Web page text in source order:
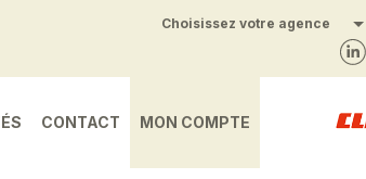
Choisissez votre agence
Vesoul
Saône
Gray
Foussemagne
Valonne
Harol
Bulle
Sainte-Marie-en-Chanois
Frambouhans
Lépanges-sur-Vologne
Châtenois
CONTACT MON COMPTE